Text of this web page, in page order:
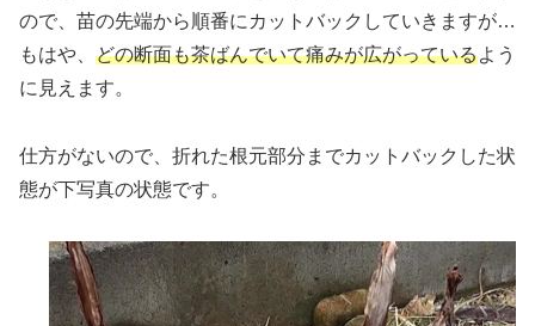
ので、苗の先端から順番にカットバックしていきますが…
もはや、 どの断面も茶ばんでいて痛みが広がっているよう
に見えます。
仕方がないので、折れた根元部分までカットバックした状
態が下写真の状態です。